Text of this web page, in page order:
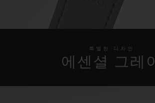
특별한 디자인
에센셜 그레이